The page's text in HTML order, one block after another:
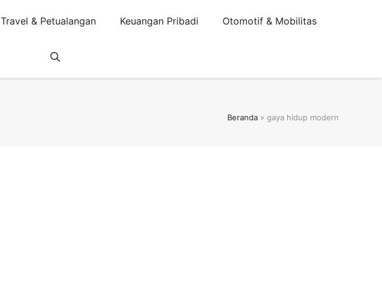
Travel & Petualangan Keuangan Pribadi Otomotif & Mobilitas
Beranda » gaya hidup modern